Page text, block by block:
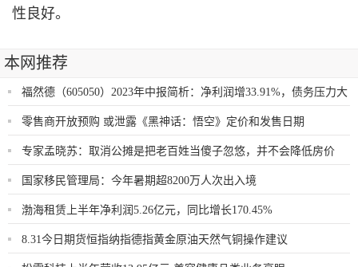
性良好。
本网推荐
福然德（605050）2023年中报简析：净利润增33.91%，债务压力大
零售商开放预购 或泄露《黑神话：悟空》定价和发售日期
专家孟晓苏：取消公摊是把老百姓当傻子忽悠，并不会降低房价
国家移民管理局：今年暑期超8200万人次出入境
渤海租赁上半年净利润5.26亿元，同比增长170.45%
8.31今日期货恒指纳指德指黄金原油天然气铜操作建议